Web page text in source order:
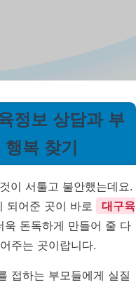
정보 상담과 부
복 찾기
이 서툴고 불안했는데요.
되어준 곳이 바로
대구육
욱 돈독하게 만들어 줄 다
주는 곳이랍니다.
접하는 부모들에게 실질